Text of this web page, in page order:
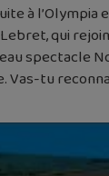
à l’Olympia
qui
spectacle
Vas-tu